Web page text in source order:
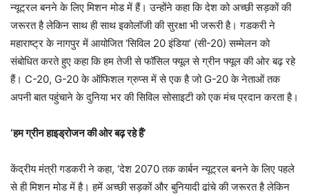
न्यूट्रल बनने के लिए मिशन मोड में हैं। उन्होंने कहा कि देश को अच्छी सड़कों की
जरूरत है लेकिन साथ ही साथ इकोलॉजी की सुरक्षा भी जरूरी है। गडकरी ने
महाराष्ट्र के नागपुर में आयोजित ‘सिविल 20 इंडिया’ (सी-20) सम्मेलन को
संबोधित करते हुए कहा कि हम तेजी से फॉसिल फ्यूल से ग्रीन फ्यूल की ओर बढ़ रहे
हैं। C-20, G-20 के ऑफिशल ग्रुप्स में से एक है जो G-20 के नेताओं तक
अपनी बात पहुंचाने के दुनिया भर की सिविल सोसाइटी को एक मंच प्रदान करता है।
‘हम ग्रीन हाइड्रोजन की ओर बढ़ रहे हैं’
केंद्रीय मंत्री गडकरी ने कहा, ‘देश 2070 तक कार्बन न्यूट्रल बनने के लिए पहले
से ही मिशन मोड में है। हमें अच्छी सड़कों और बुनियादी ढांचे की जरूरत है लेकिन